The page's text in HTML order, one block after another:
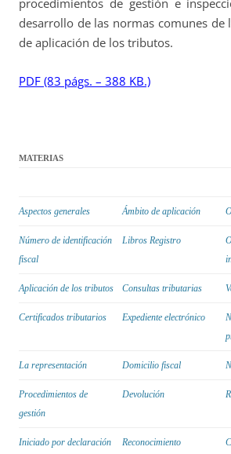
procedimientos de gestión e
desarrollo de las normas comunes de
de aplicación de los tributos.
PDF (83 págs. – 388 KB.)
MATERIAS
Aspectos generales Ámbito de aplicación
Número de identificación
fiscal
Libros Registro
Aplicación de los tributos Consultas tributarias
Certificados tributarios Expediente electrónico
La representación Domicilio fiscal
Procedimientos de
gestión
Devolución
Iniciado por declaración
Reconocimiento